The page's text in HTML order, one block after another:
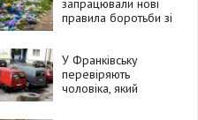
запрацювали нові
правила боротьби зі
У Франківську
перевіряють
чоловіка, який